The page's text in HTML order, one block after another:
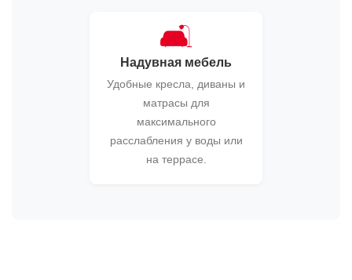
🛋️
Надувная мебель
Удобные кресла, диваны и
матрасы для
максимального
расслабления у воды или
на террасе.